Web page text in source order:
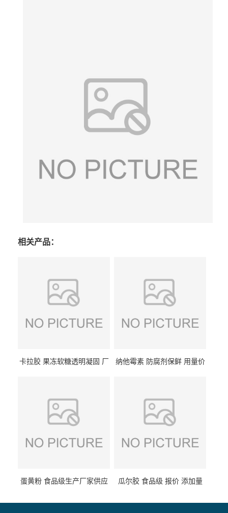
相关产品：
卡拉胶 果冻软糖透明凝固 厂
纳他霉素 防腐剂保鲜 用量价
蛋黄粉 食品级生产厂家供应 瓜尔胶 食品级 报价 添加量